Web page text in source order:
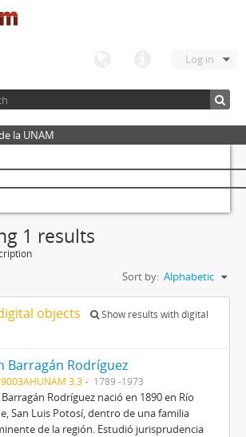
Log in
la UNAM
1 results
Sort by: Alphabetic
objects
Show results with digital
Barragán Rodríguez
3.3 1789 -1973
Barragán Rodríguez nació en 1890 en Río
San Luis Potosí, dentro de una familia
de la región. Estudió jurisprudencia